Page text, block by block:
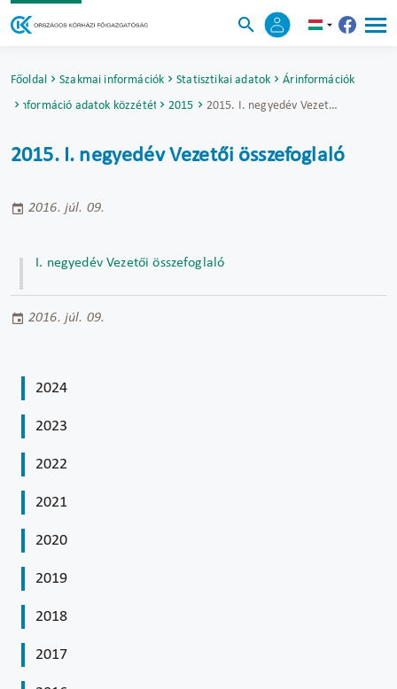
Főoldal Szakmai információk Statisztikai adatok
Árinformációk
Árinformáció adatok közzététele2015 2015. I. negyedév Vezetői összefoglaló
2015. I. negyedév Vezetői összefoglaló
2016. júl. 09.
I. negyedév Vezetői összefoglaló
2016. júl. 09.
2024
2023
2022
2021
2020
2019
2018
2017